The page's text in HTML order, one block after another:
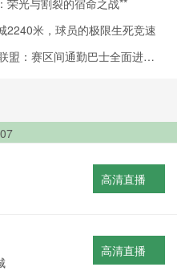
荣光与割裂的宿命之战**
2240米，球员的极限生死竞速
盟：赛区间通勤巴士全面进入
高清直播
高清直播